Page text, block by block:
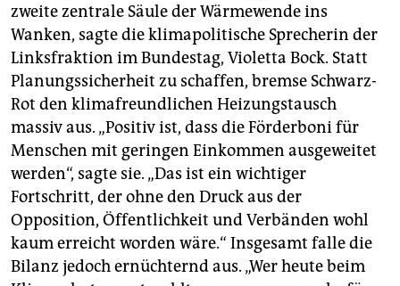
zweite zentrale Säule der Wärmewende ins
Wanken, sagte die klimapolitische Sprecherin der
Linksfraktion im Bundestag, Violetta Bock. Statt
Planungssicherheit zu schaffen, bremse Schwarz-
Rot den klimafreundlichen Heizungstausch
massiv aus. „Positiv ist, dass die Förderboni für
Menschen mit geringen Einkommen ausgeweitet
werden“, sagte sie. „Das ist ein wichtiger
Fortschritt, der ohne den Druck aus der
Opposition, Öffentlichkeit und Verbänden wohl
kaum erreicht worden wäre.“ Insgesamt falle die
Bilanz jedoch ernüchternd aus. „Wer heute beim